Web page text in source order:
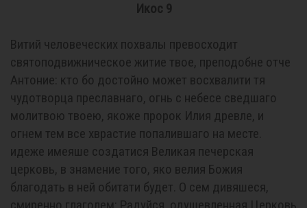
Икос 9
Витий человеческих похвалы превосходит
святоподвижническое житие твое, преподобне отче
Антоние: кто бо достойно может восхвалити тя
чудотворца преславнаго, огнь с небесе сведшаго
молитвою твоею, якоже пророк Илия древле, и
огнем тем все хврастие попалившаго на месте.
идеже имеяше создатися Великая печерская
церковь, в знамение того, яко велия Божия
благодать в ней обитати будет. О сем дивяшеся,